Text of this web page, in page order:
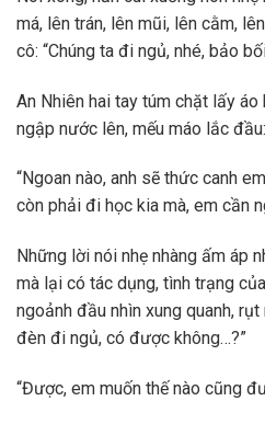
má, lên trán, lên mũi, lên cằm,
cô: “Chúng ta đi ngủ, nhé, bảo
An Nhiên hai tay túm chặt lấy
ngập nước lên, mếu máo lắc
“Ngoan nào, anh sẽ thức canh
còn phải đi học kia mà, em cần
Những lời nói nhẹ nhàng ấm áp
mà lại có tác dụng, tình trạng
ngoảnh đầu nhìn xung quanh,
đèn đi ngủ, có được không…?”
“Được, em muốn thế nào cũng